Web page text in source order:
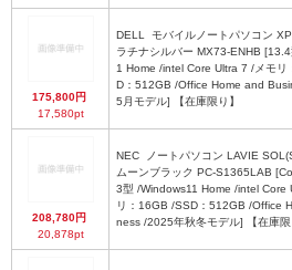
175,800円
17,580pt
DELL
ラチナシルバー MX73-ENHB
1 Home /intel Core Ultra 7 /メモリ
D：512GB /Office Home and
5月モデル] 【在庫限り】
208,780円
20,878pt
NEC
ムーンブラック PC-S1365LAB
3型 /Windows11 Home /intel Core
リ：16GB /SSD：512GB /Office
ness /2025年秋冬モデル] 【在庫限